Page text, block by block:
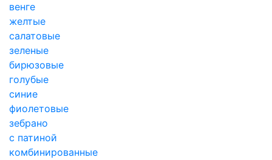
венге
желтые
салатовые
зеленые
бирюзовые
голубые
синие
фиолетовые
зебрано
с патиной
комбинированные